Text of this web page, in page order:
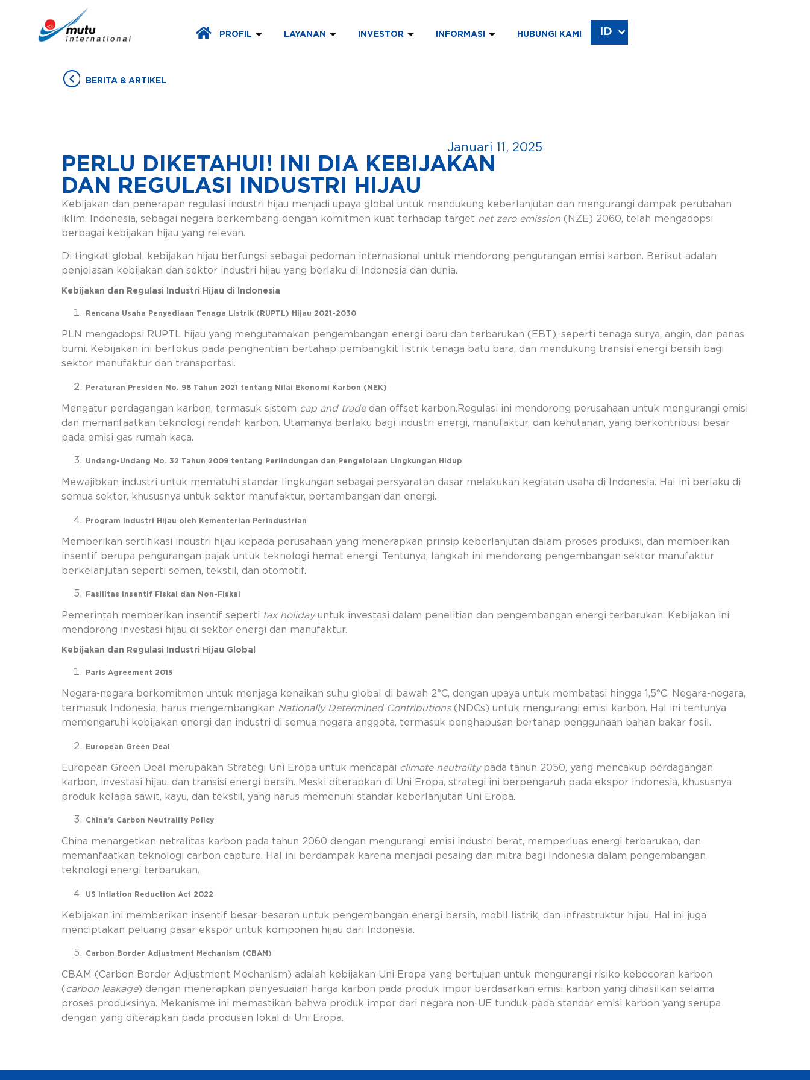
PROFIL LAYANAN INVESTOR INFORMASI HUBUNGI KAMI ID
EN
BERITA & ARTIKEL
Januari 11, 2025
PERLU DIKETAHUI! INI DIA KEBIJAKAN
DAN REGULASI INDUSTRI HIJAU
Kebijakan dan penerapan regulasi industri hijau menjadi upaya global untuk mendukung keberlanjutan dan mengurangi dampak perubahan
iklim. Indonesia, sebagai negara berkembang dengan komitmen kuat terhadap target net zero emission (NZE) 2060, telah mengadopsi
berbagai kebijakan hijau yang relevan.
Di tingkat global, kebijakan hijau berfungsi sebagai pedoman internasional untuk mendorong pengurangan emisi karbon. Berikut adalah
penjelasan kebijakan dan sektor industri hijau yang berlaku di Indonesia dan dunia.
Kebijakan dan Regulasi Industri Hijau di Indonesia
Rencana Usaha Penyediaan Tenaga Listrik (RUPTL) Hijau 2021-2030
PLN mengadopsi RUPTL hijau yang mengutamakan pengembangan energi baru dan terbarukan (EBT), seperti tenaga surya, angin, dan panas
bumi. Kebijakan ini berfokus pada penghentian bertahap pembangkit listrik tenaga batu bara, dan mendukung transisi energi bersih bagi
sektor manufaktur dan transportasi.
Peraturan Presiden No. 98 Tahun 2021 tentang Nilai Ekonomi Karbon (NEK)
Mengatur perdagangan karbon, termasuk sistem cap and trade dan offset karbon.Regulasi ini mendorong perusahaan untuk mengurangi emisi
dan memanfaatkan teknologi rendah karbon. Utamanya berlaku bagi industri energi, manufaktur, dan kehutanan, yang berkontribusi besar
pada emisi gas rumah kaca.
Undang-Undang No. 32 Tahun 2009 tentang Perlindungan dan Pengelolaan Lingkungan Hidup
Mewajibkan industri untuk mematuhi standar lingkungan sebagai persyaratan dasar melakukan kegiatan usaha di Indonesia. Hal ini berlaku di
semua sektor, khususnya untuk sektor manufaktur, pertambangan dan energi.
Program Industri Hijau oleh Kementerian Perindustrian
Memberikan sertifikasi industri hijau kepada perusahaan yang menerapkan prinsip keberlanjutan dalam proses produksi, dan memberikan
insentif berupa pengurangan pajak untuk teknologi hemat energi. Tentunya, langkah ini mendorong pengembangan sektor manufaktur
berkelanjutan seperti semen, tekstil, dan otomotif.
Fasilitas Insentif Fiskal dan Non-Fiskal
Pemerintah memberikan insentif seperti tax holidayuntuk investasi dalam penelitian dan pengembangan energi terbarukan. Kebijakan ini
mendorong investasi hijau di sektor energi dan manufaktur.
Kebijakan dan Regulasi Industri Hijau Global
Paris Agreement 2015
Negara-negara berkomitmen untuk menjaga kenaikan suhu global di bawah 2°C, dengan upaya untuk membatasi hingga 1,5°C. Negara-negara,
termasuk Indonesia, harus mengembangkan Nationally Determined Contributions(NDCs) untuk mengurangi emisi karbon. Hal ini tentunya
memengaruhi kebijakan energi dan industri di semua negara anggota, termasuk penghapusan bertahap penggunaan bahan bakar fosil.
European Green Deal
European Green Deal merupakan Strategi Uni Eropa untuk mencapai climate neutrality pada tahun 2050, yang mencakup perdagangan
karbon, investasi hijau, dan transisi energi bersih. Meski diterapkan di Uni Eropa, strategi ini berpengaruh pada ekspor Indonesia, khususnya
produk kelapa sawit, kayu, dan tekstil, yang harus memenuhi standar keberlanjutan Uni Eropa.
China’s Carbon Neutrality Policy
China menargetkan netralitas karbon pada tahun 2060 dengan mengurangi emisi industri berat, memperluas energi terbarukan, dan
memanfaatkan teknologi carbon capture. Hal ini berdampak karena menjadi pesaing dan mitra bagi Indonesia dalam pengembangan
teknologi energi terbarukan.
US Inflation Reduction Act 2022
Kebijakan ini memberikan insentif besar-besaran untuk pengembangan energi bersih, mobil listrik, dan infrastruktur hijau. Hal ini juga
menciptakan peluang pasar ekspor untuk komponen hijau dari Indonesia.
Carbon Border Adjustment Mechanism (CBAM)
CBAM (Carbon Border Adjustment Mechanism) adalah kebijakan Uni Eropa yang bertujuan untuk mengurangi risiko kebocoran karbon
(carbon leakage) dengan menerapkan penyesuaian harga karbon pada produk impor berdasarkan emisi karbon yang dihasilkan selama
proses produksinya. Mekanisme ini memastikan bahwa produk impor dari negara non-UE tunduk pada standar emisi karbon yang serupa
dengan yang diterapkan pada produsen lokal di Uni Eropa.